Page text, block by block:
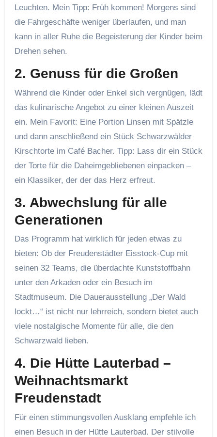
Leuchten. Mein Tipp: Früh kommen! Morgens sind
die Fahrgeschäfte weniger überlaufen, und man
kann in aller Ruhe die Begeisterung der Kinder beim
Drehen sehen.
2. Genuss für die Großen
Während die Kinder oder Enkel sich vergnügen, lädt
das kulinarische Angebot zu einer kleinen Auszeit
ein. Mein Favorit: Eine Portion Linsen mit Spätzle
und dann anschließend ein Stück Schwarzwälder
Kirschtorte im Café Bacher. Tipp: Lass dir ein Stück
der Torte für die Daheimgebliebenen einpacken –
ein Klassiker, der der das Herz erfreut.
3. Abwechslung für alle
Generationen
Das Programm hat wirklich für jeden etwas zu
bieten: Ob der Freudenstädter Eisstock-Cup mit
seinen 32 Teams, die überdachte Kunststoffbahn
unter den Arkaden oder ein Besuch im
Stadtmuseum. Die Dauerausstellung „Der Wald
lockt…“ ist nicht nur lehrreich, sondern bietet auch
viele nostalgische Momente für alle, die den
Schwarzwald lieben.
4. Die Hütte Lauterbad –
Weihnachtsmarkt
Freudenstadt
Für einen stimmungsvollen Ausklang empfehle ich
einen Besuch in der Hütte Lauterbad. Der stilvolle